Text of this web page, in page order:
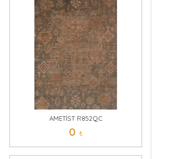
AMETİST R852QC
0 ₺